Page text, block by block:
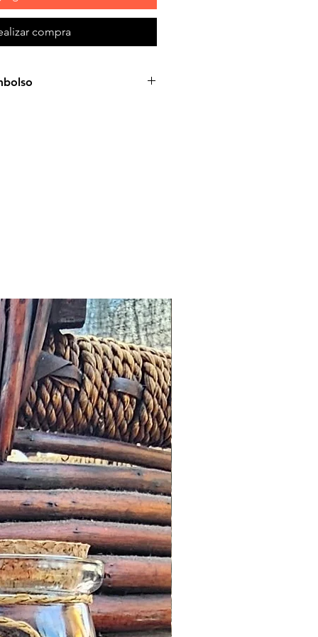
compra
de su propio servidor de
el producto se
todos los productos
antes de su
ocurrir errores inesperados.
enviarse a nuestra
Nos reservamos el derecho a
en un plazo de 72
alguna deficiencia y no la
las 72 horas posteriores a
queja inicial o cualquier
por un Cliente,
de cualquier
valor o menos en nuestra
describe: estos problemas
antes posible, esto podría
mezcla de direcciones y
de manera rápida y